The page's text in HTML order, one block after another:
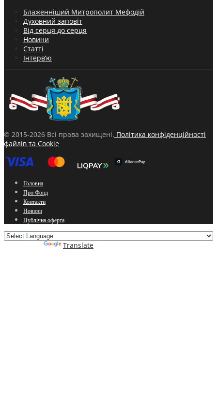
Блаженніший Митрополит Мефодій
Духовний заповіт
Від серця до серця
Новини
Статті
Інтерв’ю
© 2015-2026 Всі права захищені. Політика конфіденційності
файлів та Cookie
Головна
Про Фонд
Контакти
Новини
Публічна оферта
Translate